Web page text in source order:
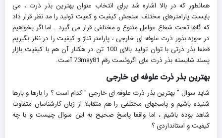
همانطور که در بالا اشاره شد برای انتخاب عنوان بهترین بذر ذرت ، می
بایست پارامترهای مختلف سنجش کیفیت و کمیت تولید را مد نظر قرار داد
که گاها تحت شعاع عوامل متنوع و مختلفی قرار می گیرد . اما اگر بخواهیم
در حوزه بذور ذرت علوفه ای خارجی ، پارامتر تناژ و کیفیت را در نظر بگیریم
قطعا بذر ذرتی با توان تولید بالای 100 تن در هکتار آن هم با کیفیت بازار
پسند شایسته بذر ذرت مای اگروئست رقم 73may81 آست.
بهترین بذر ذرت علوفه ای خارجی
شاید سوال ” بهترین بذر ذرت علوفه ای خارجی ” کدام است ؟ را بارها و بارها
شنیده باشیم و پاسخهای مختلفی را هم متقابلا از زبان کارشناسان متفاوت
شاهد بوده باشیم ، اما واقعا پاسخ صحیح به این سوال چیست و با چه
کیفیت و استانداردی ؟